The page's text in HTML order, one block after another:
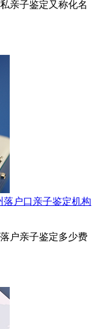
亲子鉴定又称化名
户口亲子鉴定机构
户亲子鉴定多少费